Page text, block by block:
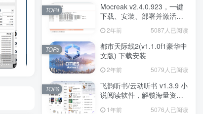
Crystal Info & Mark(硬盘检测工具) v1.1.0 多语便携版 GPU Shark(显卡GPU监视工具) v2.4.1.0 绿色版
Mocreak v2.4.0.923，一键
下载、安装、部署并激活
Office
2年前 5087人已阅读
TOP4
都市天际线2(v1.1.0f1豪华中
文版) 下载安装
2年前 5079人已阅读
TOP5
飞韵听书/云动听书 v1.3.9 小
说阅读软件，解锁海量资源
1年前 5076人已阅读
TOP6